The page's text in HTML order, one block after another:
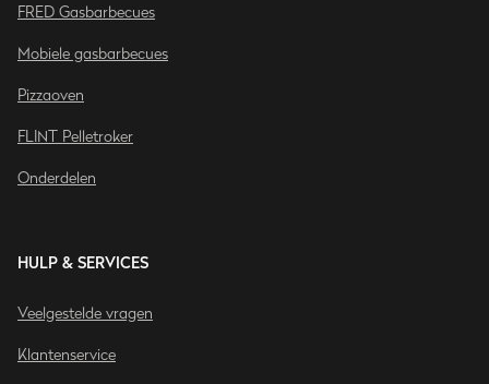
FRED Gasbarbecues
Mobiele gasbarbecues
Pizzaoven
FLINT Pelletroker
Onderdelen
HULP & SERVICES
Veelgestelde vragen
Klantenservice